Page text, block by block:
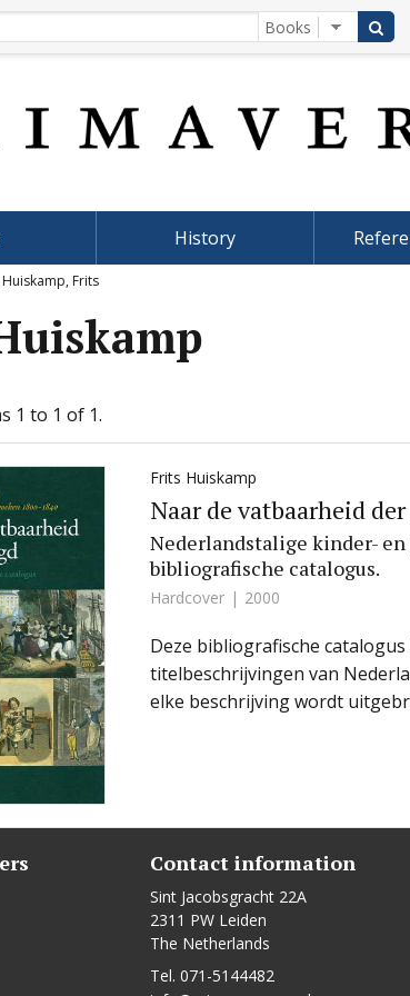
History
Huiskamp, Frits
1 to 1 of 1.
Frits Huiskamp
Naar de vatbaarheid
Nederlandstalige kinder- en
bibliografische catalogus.
Hardcover 2000
Deze bibliografische
titelbeschrijvingen van
elke beschrijving wordt
Contact information
Sint Jacobsgracht 22A
2311 PW Leiden
The Netherlands
Tel. 071-5144482